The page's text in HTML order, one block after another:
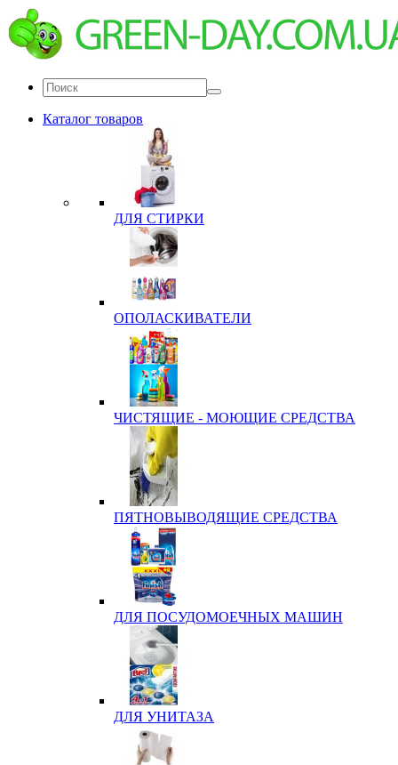
Каталог товаров
ДЛЯ СТИРКИ
ОПОЛАСКИВАТЕЛИ
ЧИСТЯЩИЕ - МОЮЩИЕ СРЕДСТВА
ПЯТНОВЫВОДЯЩИЕ СРЕДСТВА
ДЛЯ ПОСУДОМОЕЧНЫХ МАШИН
ДЛЯ УНИТАЗА